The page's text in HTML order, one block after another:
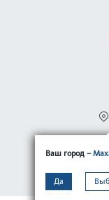
Ваш город –
Да
МЕНЮ